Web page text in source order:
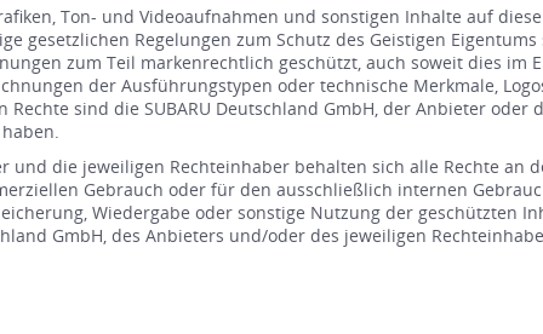
Ton- und Videoaufnahmen und sonstigen Inhalte auf
gesetzlichen Regelungen zum Schutz des Geistigen
zum Teil markenrechtlich geschützt, auch soweit dies
der Ausführungstypen oder technische Merkmale,
sind die SUBARU Deutschland GmbH, der Anbieter oder
und die jeweiligen Rechteinhaber behalten sich alle Rechte
Gebrauch oder für den ausschließlich internen
Wiedergabe oder sonstige Nutzung der geschützten
GmbH, des Anbieters und/oder des jeweiligen